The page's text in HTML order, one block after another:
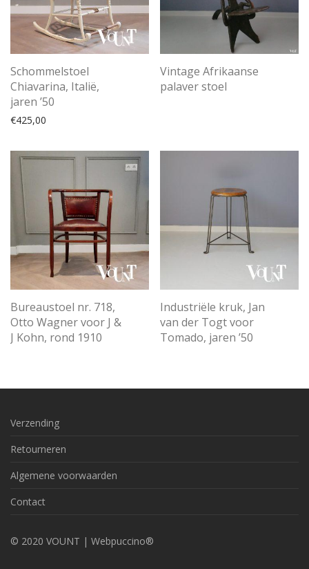
Schommelstoel
Chiavarina, Italië,
jaren ’50
€425,00
Vintage Afrikaanse
palaver stoel
Bureaustoel nr. 718,
Otto Wagner voor J &
J Kohn, rond 1910
Industriële kruk, Jan
van der Togt voor
Tomado, jaren ’50
Verzending
Retourneren
Algemene voorwaarden
Contact
© 2020 VOUNT | Webpuccino®